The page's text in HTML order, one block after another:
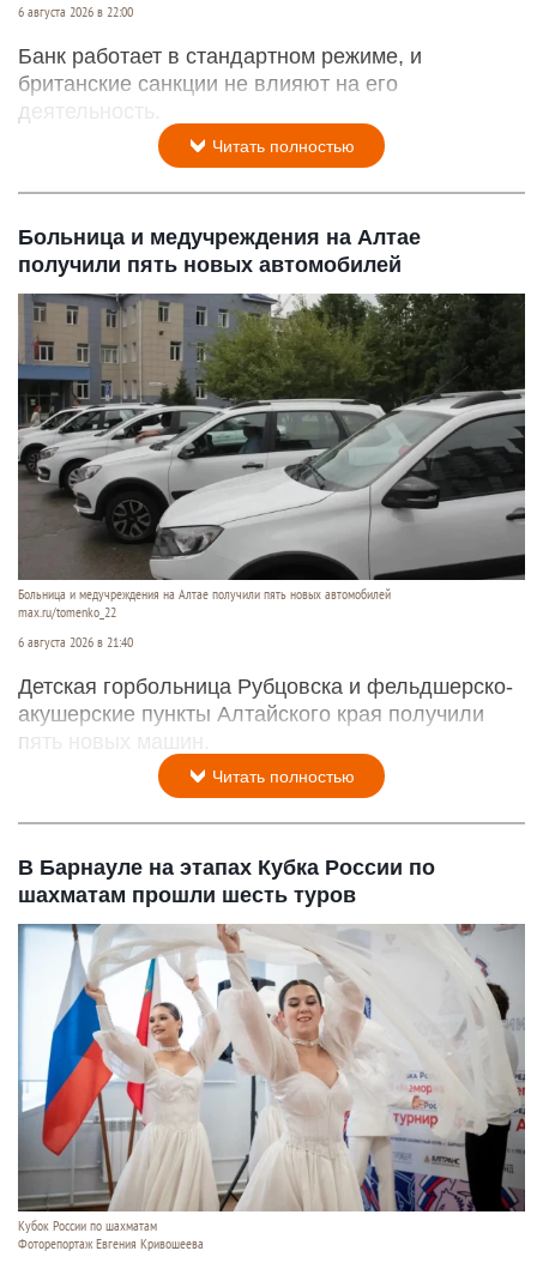
6 августа 2026 в 22:00
Банк работает в стандартном режиме, и
британские санкции не влияют на его
деятельность.
Читать полностью
Больница и медучреждения на Алтае
получили пять новых автомобилей
Больница и медучреждения на Алтае получили пять новых автомобилей
max.ru/tomenko_22
6 августа 2026 в 21:40
Детская горбольница Рубцовска и фельдшерско-
акушерские пункты Алтайского края получили
пять новых машин.
Читать полностью
В Барнауле на этапах Кубка России по
шахматам прошли шесть туров
Кубок России по шахматам
Фоторепортаж Евгения Кривошеева